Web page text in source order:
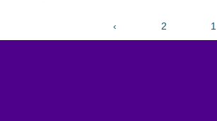
1
2
›